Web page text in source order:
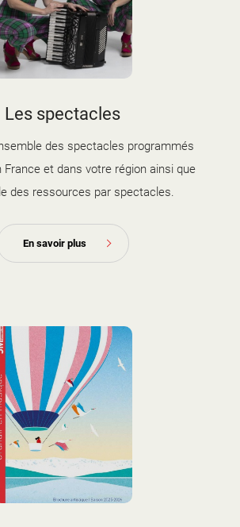
Les spectacles
des spectacles programmés
France et dans votre région ainsi que
des ressources par spectacles.
En savoir plus